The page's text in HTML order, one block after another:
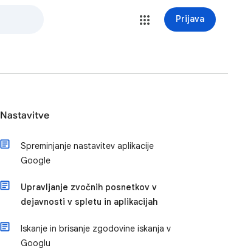
Prijava
Nastavitve
Spreminjanje nastavitev aplikacije
Google
Upravljanje zvočnih posnetkov v
dejavnosti v spletu in aplikacijah
Iskanje in brisanje zgodovine iskanja v
Googlu